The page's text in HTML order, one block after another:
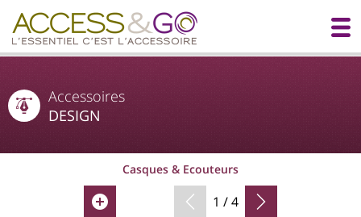
Accessoires
DESIGN
Casques & Ecouteurs
1 / 4